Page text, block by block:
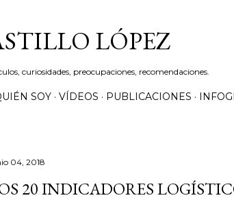
LÓPEZ
curiosidades, preocupaciones, recomendaciones.
SOY VÍDEOS PUBLICACIONES
04, 2018
20 INDICADORES